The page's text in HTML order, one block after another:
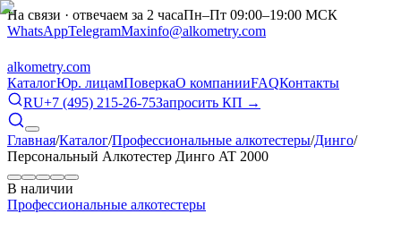
На связи · отвечаем за 2 часаПн–Пт 09:00–19:00 МСК
WhatsAppTelegramMaxinfo@alkometry.com
alkometry.com
КаталогЮр. лицамПоверкаО компанииFAQКонтакты
RU+7 (495) 215-26-75Запросить КП →
Главная/Каталог/Профессиональные алкотестеры/Динго/
Персональный Алкотестер Динго AT 2000
В наличии
Профессиональные алкотестеры